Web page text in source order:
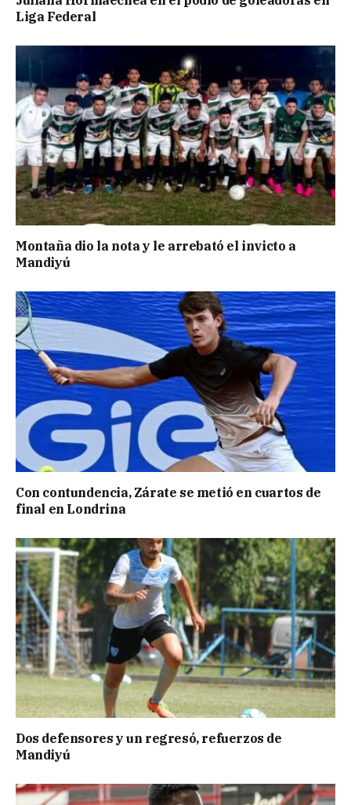
Liga Federal
Montaña dio la nota y le arrebató el invicto a
Mandiyú
Con contundencia, Zárate se metió en cuartos de
final en Londrina
Dos defensores y un regresó, refuerzos de
Mandiyú